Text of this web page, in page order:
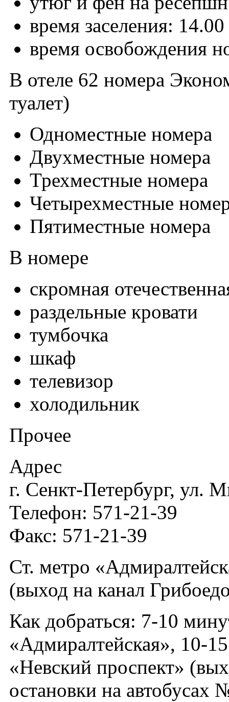
время заселения: 14.00
время освобождения
В отеле 62 номера
туалет)
Одноместные номера
Двухместные номера
Трехместные номера
Четырехместные
Пятиместные номера
В номере
скромная
раздельные кровати
тумбочка
шкаф
телевизор
холодильник
Прочее
Адрес
г. Сенкт-Петербург, ул.
Телефон: 571-21-39
Факс: 571-21-39
Ст. метро
(выход на канал
Как добраться: 7-10
«Адмиралтейская», 10-
«Невский проспект»
остановки на